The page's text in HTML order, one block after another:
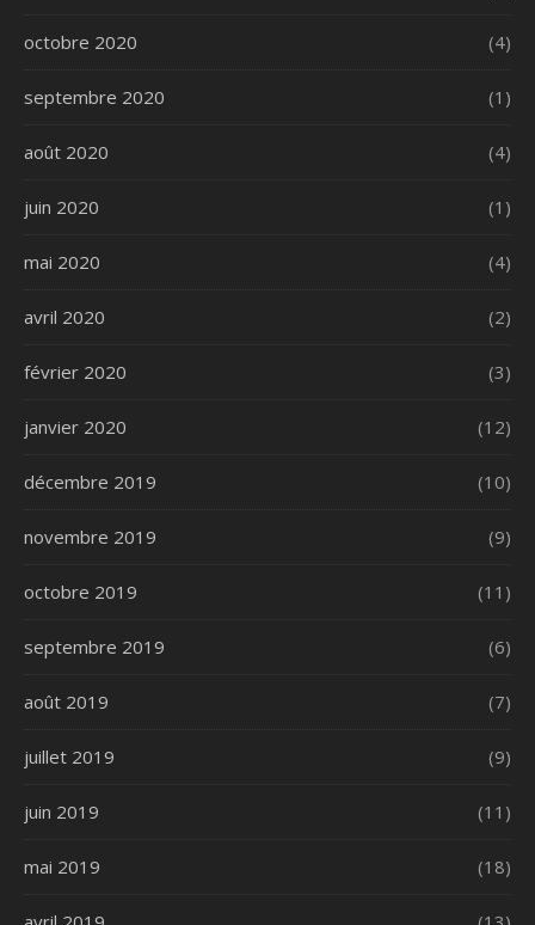
octobre 2020 (4)
septembre 2020 (1)
août 2020 (4)
juin 2020 (1)
mai 2020 (4)
avril 2020 (2)
février 2020 (3)
janvier 2020 (12)
décembre 2019 (10)
novembre 2019 (9)
octobre 2019 (11)
septembre 2019 (6)
août 2019 (7)
juillet 2019 (9)
juin 2019 (11)
mai 2019 (18)